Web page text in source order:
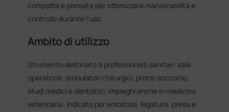
compatta è pensata per ottimizzare manovrabilità e
controllo durante l'uso.
Ambito di utilizzo
Strumento destinato a professionisti sanitari: sale
operatorie, ambulatori chirurgici, pronti soccorso,
studi medici e dentistici; impieghi anche in medicina
veterinaria. Indicato per emostasi, legature, presa e